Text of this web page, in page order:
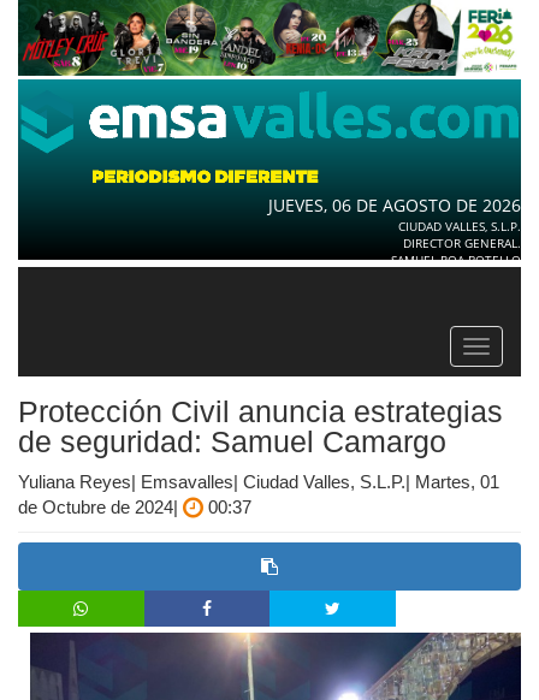
JUEVES, 06 DE AGOSTO DE 2026
CIUDAD VALLES, S.L.P.
DIRECTOR GENERAL.
SAMUEL ROA BOTELLO
Toggle
Protección Civil anuncia estrategias
de seguridad: Samuel Camargo
Yuliana Reyes| Emsavalles| Ciudad Valles, S.L.P.| Martes, 01
de Octubre de 2024|
00:37